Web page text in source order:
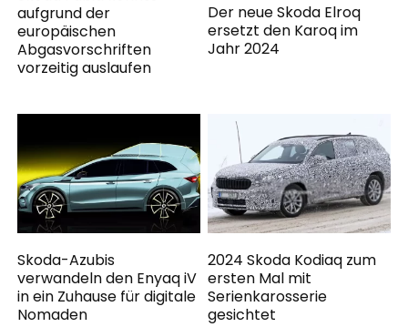
aufgrund der
europäischen
Abgasvorschriften
vorzeitig auslaufen
Der neue Skoda Elroq
ersetzt den Karoq im
Jahr 2024
Skoda-Azubis
verwandeln den Enyaq iV
in ein Zuhause für digitale
Nomaden
2024 Skoda Kodiaq zum
ersten Mal mit
Serienkarosserie
gesichtet